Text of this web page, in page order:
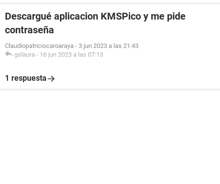
Descargué aplicacion KMSPico y me pide
contraseña
Claudiopatriciocaroaraya - 3 jun 2023 a las 21:43
gslaura - 16 jun 2023 a las 07:13
1 respuesta